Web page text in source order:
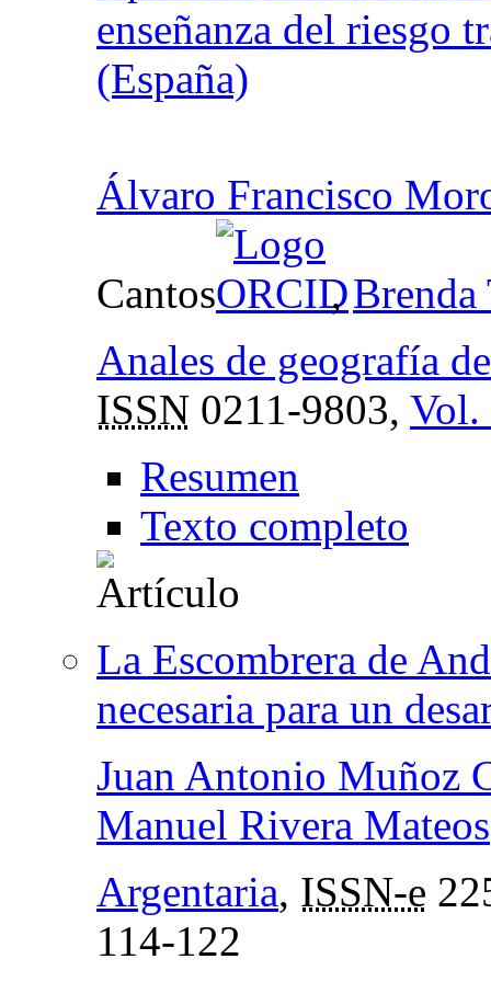
enseñanza del riesgo
(España)
Álvaro Francisco
Cantos ,Brenda
Anales de geografía
ISSN 0211-9803, Vol.
Resumen
Texto completo
La Escombrera de
necesaria para un
Juan Antonio Muñoz
Manuel Rivera Mateos
Argentaria, ISSN-e
114-122